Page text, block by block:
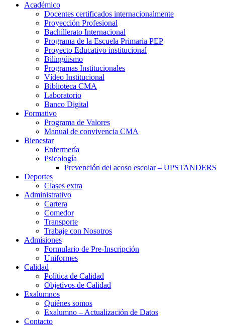
Académico
Docentes certificados internacionalmente
Proyección Profesional
Bachillerato Internacional
Programa de la Escuela Primaria PEP
Proyecto Educativo institucional
Bilingüismo
Programas Institucionales
Vídeo Institucional
Biblioteca CMA
Laboratorio
Banco Digital
Formativo
Programa de Valores
Manual de convivencia CMA
Bienestar
Enfermería
Psicología
Prevención del acoso escolar – UPSTANDERS
Deportes
Clases extra
Administrativo
Cartera
Comedor
Transporte
Trabaje con Nosotros
Admisiones
Formulario de Pre-Inscripción
Uniformes
Calidad
Política de Calidad
Objetivos de Calidad
Exalumnos
Quiénes somos
Exalumno – Actualización de Datos
Contacto